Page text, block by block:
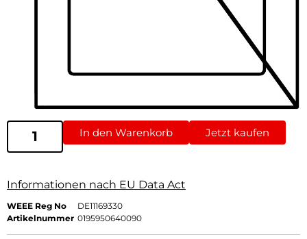
In den Warenkorb Jetzt kaufen
Informationen nach EU Data Act
WEEE Reg No
DE11169330
Artikelnummer 0195950640090